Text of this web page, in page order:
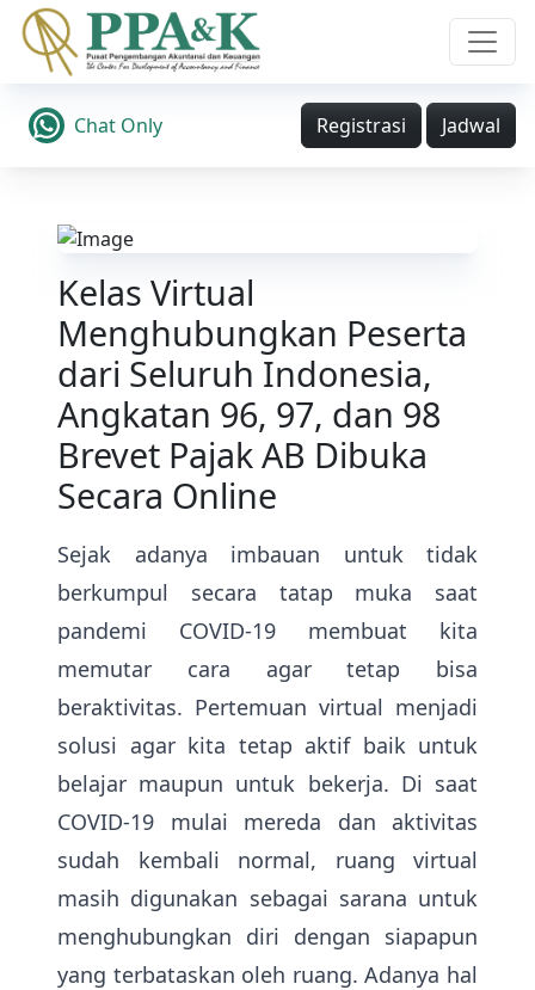
Chat Only Registrasi Jadwal
Kelas Virtual
Menghubungkan Peserta
dari Seluruh Indonesia,
Angkatan 96, 97, dan 98
Brevet Pajak AB Dibuka
Secara Online
Sejak adanya imbauan untuk tidak
berkumpul secara tatap muka saat
pandemi COVID-19 membuat kita
memutar cara agar tetap bisa
beraktivitas. Pertemuan virtual menjadi
solusi agar kita tetap aktif baik untuk
belajar maupun untuk bekerja. Di saat
COVID-19 mulai mereda dan aktivitas
sudah kembali normal, ruang virtual
masih digunakan sebagai sarana untuk
menghubungkan diri dengan siapapun
yang terbataskan oleh ruang. Adanya hal